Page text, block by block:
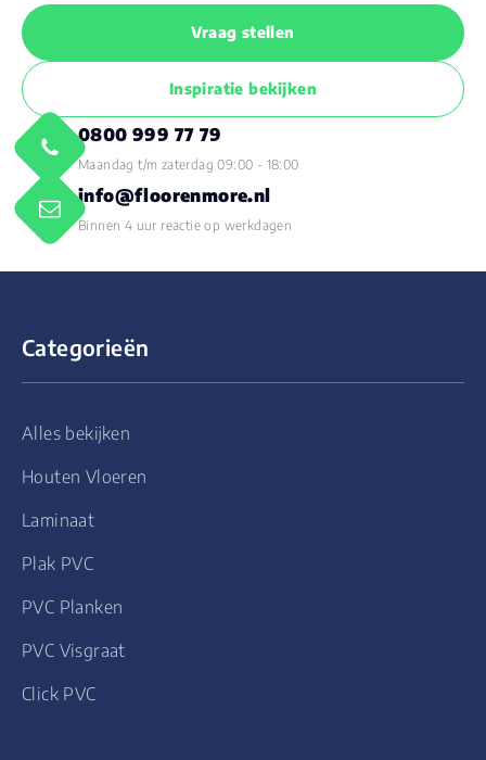
Vraag stellen
Inspiratie bekijken
0800 999 77 79
Maandag t/m zaterdag 09:00 - 18:00
info@floorenmore.nl
Binnen 4 uur reactie op werkdagen
Categorieën
Alles bekijken
Houten Vloeren
Laminaat
Plak PVC
PVC Planken
PVC Visgraat
Click PVC